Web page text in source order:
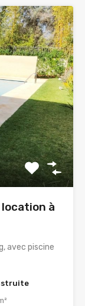
à
avec piscine